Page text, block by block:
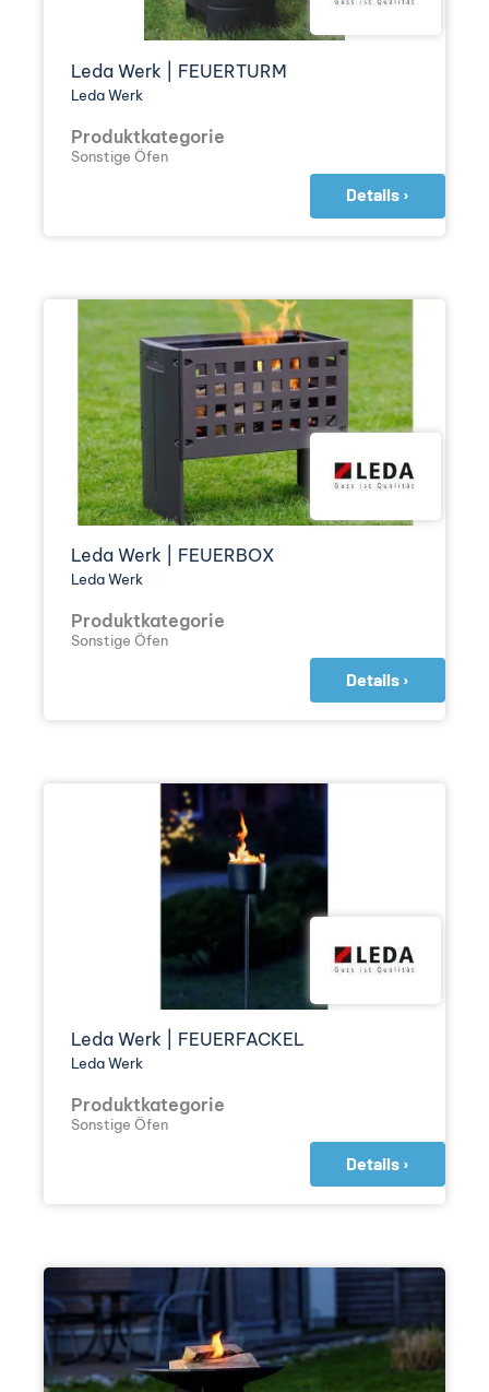
Leda Werk | FEUERTURM
Leda Werk
Produktkategorie
Sonstige Öfen
Details ›
Leda Werk | FEUERBOX
Leda Werk
Produktkategorie
Sonstige Öfen
Details ›
Leda Werk | FEUERFACKEL
Leda Werk
Produktkategorie
Sonstige Öfen
Details ›